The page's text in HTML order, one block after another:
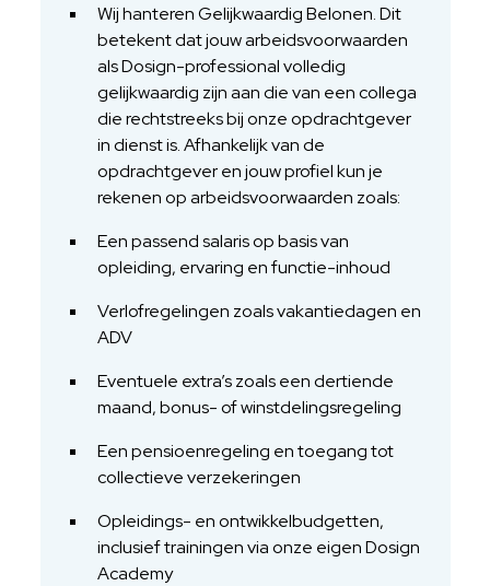
Wij hanteren Gelijkwaardig Belonen. Dit
betekent dat jouw arbeidsvoorwaarden
als Dosign-professional volledig
gelijkwaardig zijn aan die van een collega
die rechtstreeks bij onze opdrachtgever
in dienst is. Afhankelijk van de
opdrachtgever en jouw profiel kun je
rekenen op arbeidsvoorwaarden zoals:
Een passend salaris op basis van
opleiding, ervaring en functie-inhoud
Verlofregelingen zoals vakantiedagen en
ADV
Eventuele extra’s zoals een dertiende
maand, bonus- of winstdelingsregeling
Een pensioenregeling en toegang tot
collectieve verzekeringen
Opleidings- en ontwikkelbudgetten,
inclusief trainingen via onze eigen Dosign
Academy